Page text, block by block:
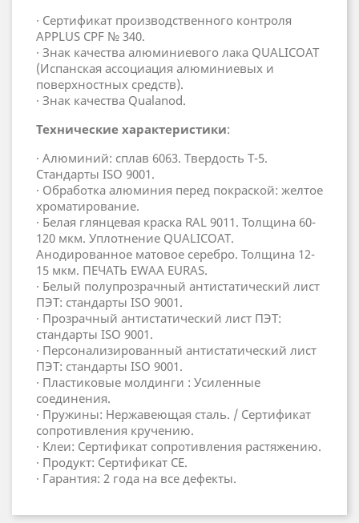
· Сертификат производственного контроля
APPLUS CPF № 340.
· Знак качества алюминиевого лака QUALICOAT
(Испанская ассоциация алюминиевых и
поверхностных средств).
· Знак качества Qualanod.
Технические характеристики:
· Алюминий: сплав 6063. Твердость Т-5.
Стандарты ISO 9001.
· Обработка алюминия перед покраской: желтое
хроматирование.
· Белая глянцевая краска RAL 9011. Толщина 60-
120 мкм. Уплотнение QUALICOAT.
Анодированное матовое серебро. Толщина 12-
15 мкм. ПЕЧАТЬ EWAA EURAS.
· Белый полупрозрачный антистатический лист
ПЭТ: стандарты ISO 9001.
· Прозрачный антистатический лист ПЭТ:
стандарты ISO 9001.
· Персонализированный антистатический лист
ПЭТ: стандарты ISO 9001.
· Пластиковые молдинги : Усиленные
соединения.
· Пружины: Нержавеющая сталь. / Сертификат
сопротивления кручению.
· Клеи: Сертификат сопротивления растяжению.
· Продукт: Сертификат СЕ.
· Гарантия: 2 года на все дефекты.